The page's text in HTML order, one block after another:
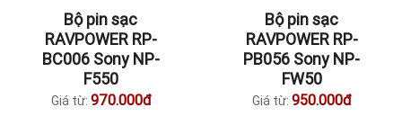
Bộ pin sạc
RAVPOWER RP-
BC006 Sony NP-
F550
Giá từ: 970.000đ
Bộ pin sạc
RAVPOWER RP-
PB056 Sony NP-
FW50
Giá từ: 950.000đ